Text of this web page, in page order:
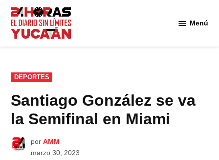
Saltar
contenido
Menú
PUBLICADO
EN
DEPORTES
Santiago González se va
la Semifinal en Miami
por AMM
marzo 30, 2023